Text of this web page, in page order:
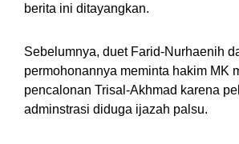
berita ini ditayangkan.
Sebelumnya, duet Farid-Nurhaenih
permohonannya meminta hakim MK
pencalonan Trisal-Akhmad karena
adminstrasi diduga ijazah palsu.